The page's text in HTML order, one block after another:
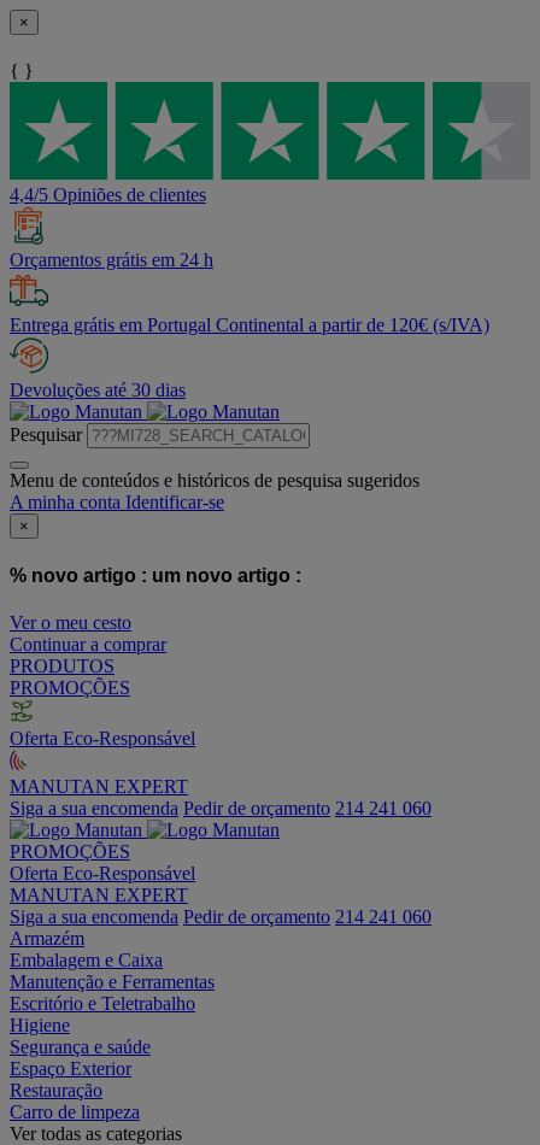
×
{ }
4,4/5 Opiniões de clientes
Orçamentos grátis em 24 h
Entrega grátis em Portugal Continental a partir de 120€ (s/IVA)
Devoluções até 30 dias
Pesquisar
Menu de conteúdos e históricos de pesquisa sugeridos
A minha conta Identificar-se
×
% novo artigo : um novo artigo :
Ver o meu cesto
Continuar a comprar
PRODUTOS
PROMOÇÕES
Oferta Eco-Responsável
MANUTAN EXPERT
Siga a sua encomenda Pedir de orçamento 214 241 060
PROMOÇÕES
Oferta Eco-Responsável
MANUTAN EXPERT
Siga a sua encomenda Pedir de orçamento 214 241 060
Armazém
Embalagem e Caixa
Manutenção e Ferramentas
Escritório e Teletrabalho
Higiene
Segurança e saúde
Espaço Exterior
Restauração
Carro de limpeza
Ver todas as categorias